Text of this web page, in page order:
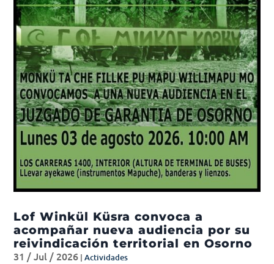
Lof Winkül Küsra convoca a
acompañar nueva audiencia por su
reivindicación territorial en Osorno
31 / Jul / 2026 |Actividades